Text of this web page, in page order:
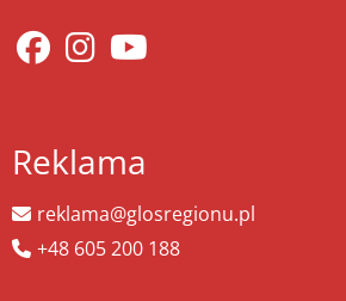
Reklama
reklama@glosregionu.pl
+48 605 200 188